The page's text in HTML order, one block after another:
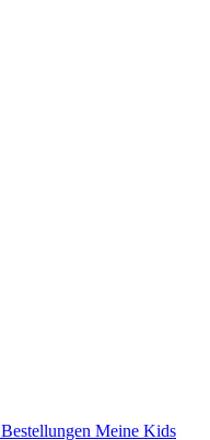
Bestellungen Meine Kids